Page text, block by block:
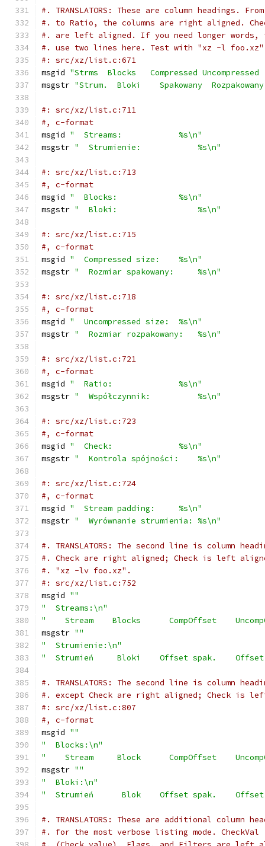
#. TRANSLATORS: These are column headings.
#. to Ratio, the columns are right aligned.
#. are left aligned. If you need longer
#. use two lines here. Test with "xz -l
#: src/xz/list.c:671
msgid "Strms  Blocks   Compressed
msgstr "Strum.  Bloki    Spakowany
#: src/xz/list.c:711
#, c-format
msgid "  Streams:            %s\n"
msgstr "  Strumienie:            %s\n"
#: src/xz/list.c:713
#, c-format
msgid "  Blocks:             %s\n"
msgstr "  Bloki:                 %s\n"
#: src/xz/list.c:715
#, c-format
msgid "  Compressed size:    %s\n"
msgstr "  Rozmiar spakowany:     %s\n"
#: src/xz/list.c:718
#, c-format
msgid "  Uncompressed size:  %s\n"
msgstr "  Rozmiar rozpakowany:   %s\n"
#: src/xz/list.c:721
#, c-format
msgid "  Ratio:              %s\n"
msgstr "  Współczynnik:          %s\n"
#: src/xz/list.c:723
#, c-format
msgid "  Check:              %s\n"
msgstr "  Kontrola spójności:    %s\n"
#: src/xz/list.c:724
#, c-format
msgid "  Stream padding:     %s\n"
msgstr "  Wyrównanie strumienia: %s\n"
#. TRANSLATORS: The second line is column
#. Check are right aligned; Check is left
#. "xz -lv foo.xz".
#: src/xz/list.c:752
msgid ""
"  Streams:\n"
"    Stream    Blocks      CompOffset
msgstr ""
"  Strumienie:\n"
"  Strumień     Bloki    Offset spak.    Offset
#. TRANSLATORS: The second line is column
#. except Check are right aligned; Check is
#: src/xz/list.c:807
#, c-format
msgid ""
"  Blocks:\n"
"    Stream     Block      CompOffset
msgstr ""
"  Bloki:\n"
"  Strumień      Blok    Offset spak.    Offset
#. TRANSLATORS: These are additional column
#. for the most verbose listing mode. CheckVal